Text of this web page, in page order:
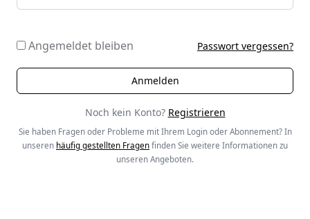
Angemeldet bleiben Passwort vergessen?
Noch kein Konto? Registrieren
Sie haben Fragen oder Probleme mit Ihrem Login oder Abonnement? In
unseren häufig gestellten Fragen finden Sie weitere Informationen zu
unseren Angeboten.